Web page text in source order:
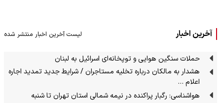
آخرین اخبار لیست آخرین اخبار منتشر شده
حملات سنگین هوایی و توپخانه‌ای اسرائیل به لبنان
هشدار به مالکان درباره تخلیه مستاجران / شرایط جدید تمدید اجاره
اعلام …
هواشناسی: رگبار پراکنده در نیمه شمالی استان تهران تا شنبه